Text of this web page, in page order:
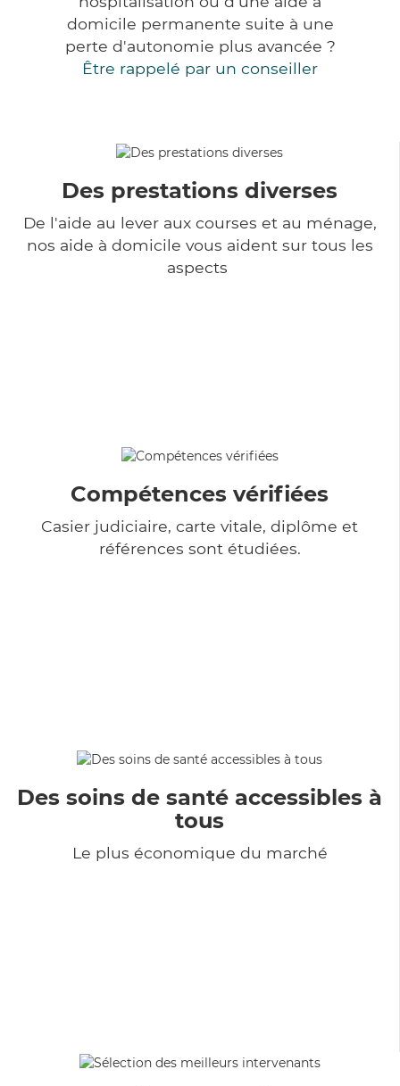
domicile permanente suite à une
perte d'autonomie plus avancée ?
Être rappelé par un conseiller
Des prestations diverses
De l'aide au lever aux courses et au ménage,
nos aide à domicile vous aident sur tous les
aspects
Compétences vérifiées
Casier judiciaire, carte vitale, diplôme et
références sont étudiées.
Des soins de santé accessibles à
tous
Le plus économique du marché